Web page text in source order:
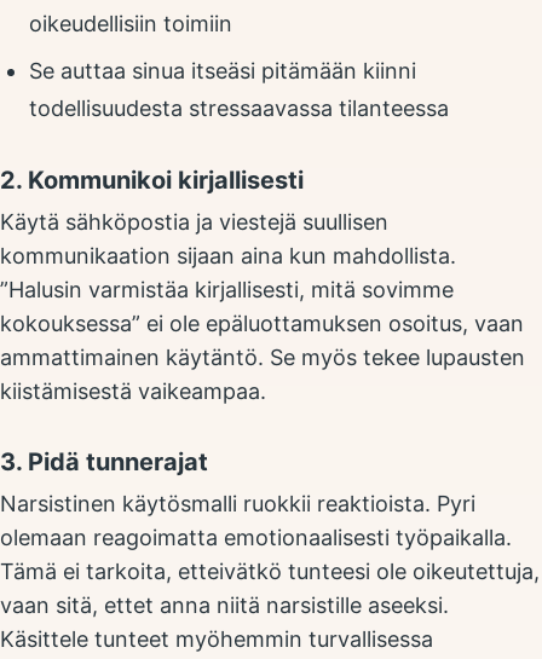
oikeudellisiin toimiin
Se auttaa sinua itseäsi pitämään kiinni
todellisuudesta stressaavassa tilanteessa
2. Kommunikoi kirjallisesti
Käytä sähköpostia ja viestejä suullisen
kommunikaation sijaan aina kun mahdollista.
”Halusin varmistäa kirjallisesti, mitä sovimme
kokouksessa” ei ole epäluottamuksen osoitus, vaan
ammattimainen käytäntö. Se myös tekee lupausten
kiistämisestä vaikeampaa.
3. Pidä tunnerajat
Narsistinen käytösmalli ruokkii reaktioista. Pyri
olemaan reagoimatta emotionaalisesti työpaikalla.
Tämä ei tarkoita, etteivätkö tunteesi ole oikeutettuja,
vaan sitä, ettet anna niitä narsistille aseeksi.
Käsittele tunteet myöhemmin turvallisessa